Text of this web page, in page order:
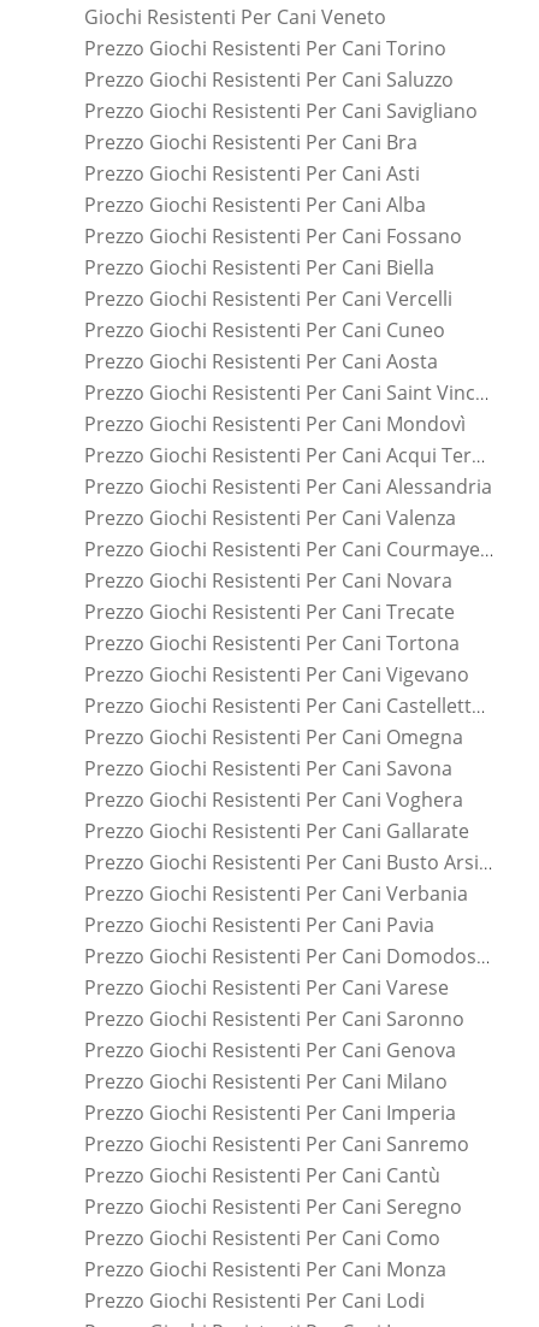
Giochi Resistenti Per Cani Veneto
Prezzo Giochi Resistenti Per Cani Torino
Prezzo Giochi Resistenti Per Cani Saluzzo
Prezzo Giochi Resistenti Per Cani Savigliano
Prezzo Giochi Resistenti Per Cani Bra
Prezzo Giochi Resistenti Per Cani Asti
Prezzo Giochi Resistenti Per Cani Alba
Prezzo Giochi Resistenti Per Cani Fossano
Prezzo Giochi Resistenti Per Cani Biella
Prezzo Giochi Resistenti Per Cani Vercelli
Prezzo Giochi Resistenti Per Cani Cuneo
Prezzo Giochi Resistenti Per Cani Aosta
Prezzo Giochi Resistenti Per Cani Saint Vincent
Prezzo Giochi Resistenti Per Cani Mondovì
Prezzo Giochi Resistenti Per Cani Acqui Terme
Prezzo Giochi Resistenti Per Cani Alessandria
Prezzo Giochi Resistenti Per Cani Valenza
Prezzo Giochi Resistenti Per Cani Courmayeur
Prezzo Giochi Resistenti Per Cani Novara
Prezzo Giochi Resistenti Per Cani Trecate
Prezzo Giochi Resistenti Per Cani Tortona
Prezzo Giochi Resistenti Per Cani Vigevano
Prezzo Giochi Resistenti Per Cani Castelletto Sopra Ticino
Prezzo Giochi Resistenti Per Cani Omegna
Prezzo Giochi Resistenti Per Cani Savona
Prezzo Giochi Resistenti Per Cani Voghera
Prezzo Giochi Resistenti Per Cani Gallarate
Prezzo Giochi Resistenti Per Cani Busto Arsizio
Prezzo Giochi Resistenti Per Cani Verbania
Prezzo Giochi Resistenti Per Cani Pavia
Prezzo Giochi Resistenti Per Cani Domodossola
Prezzo Giochi Resistenti Per Cani Varese
Prezzo Giochi Resistenti Per Cani Saronno
Prezzo Giochi Resistenti Per Cani Genova
Prezzo Giochi Resistenti Per Cani Milano
Prezzo Giochi Resistenti Per Cani Imperia
Prezzo Giochi Resistenti Per Cani Sanremo
Prezzo Giochi Resistenti Per Cani Cantù
Prezzo Giochi Resistenti Per Cani Seregno
Prezzo Giochi Resistenti Per Cani Como
Prezzo Giochi Resistenti Per Cani Monza
Prezzo Giochi Resistenti Per Cani Lodi